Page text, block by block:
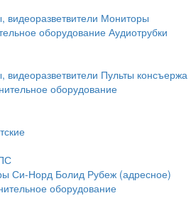
видеоразветвители Мониторы
оборудование Аудиотрубки
видеоразветвители Пульты консъержа
оборудование
Си-Норд Болид Рубеж (адресное)
оборудование